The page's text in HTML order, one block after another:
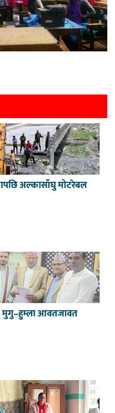
अल्कासाँघु मोटरेबल
मुगु–हुम्ला आवतजावत